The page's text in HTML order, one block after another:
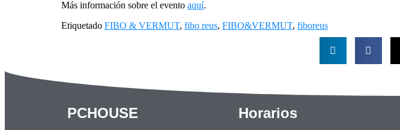
Más información sobre el evento aquí.
Etiquetado FIBO & VERMUT, fibo reus, FIBO&VERMUT, fiboreus
PCHOUSE Horarios